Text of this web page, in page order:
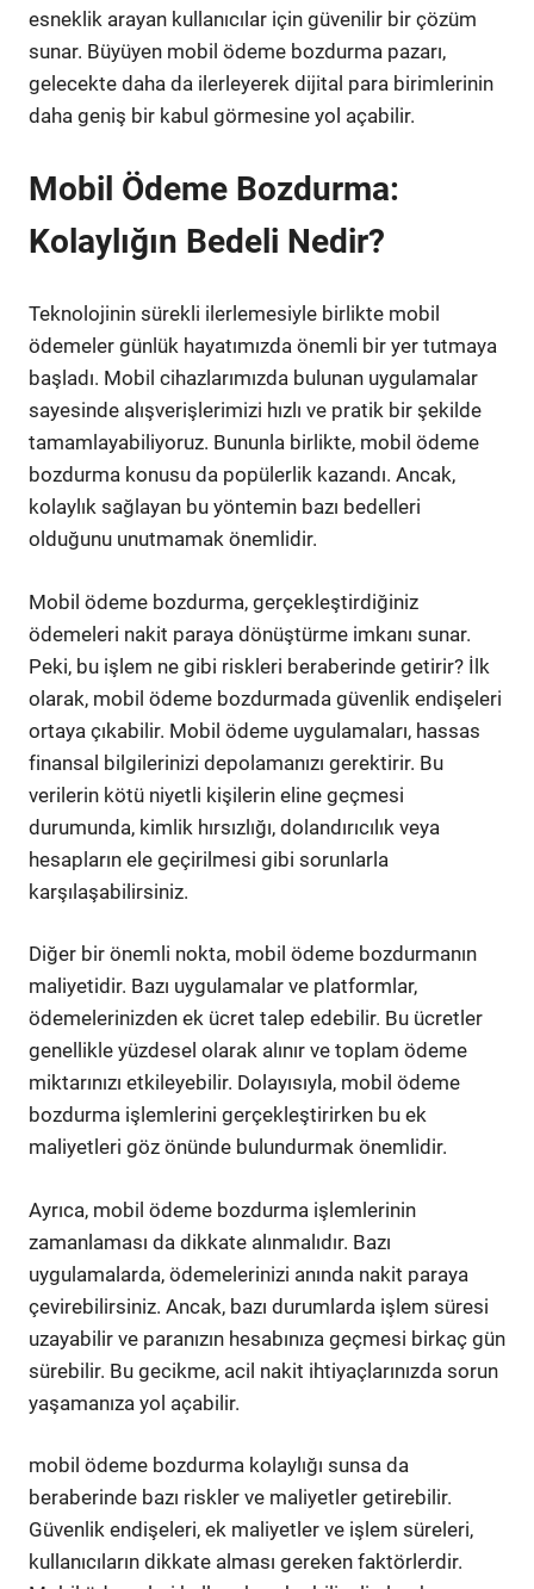
esneklik arayan kullanıcılar için güvenilir bir çözüm
sunar. Büyüyen mobil ödeme bozdurma pazarı,
gelecekte daha da ilerleyerek dijital para birimlerinin
daha geniş bir kabul görmesine yol açabilir.
Mobil Ödeme Bozdurma:
Kolaylığın Bedeli Nedir?
Teknolojinin sürekli ilerlemesiyle birlikte mobil
ödemeler günlük hayatımızda önemli bir yer tutmaya
başladı. Mobil cihazlarımızda bulunan uygulamalar
sayesinde alışverişlerimizi hızlı ve pratik bir şekilde
tamamlayabiliyoruz. Bununla birlikte, mobil ödeme
bozdurma konusu da popülerlik kazandı. Ancak,
kolaylık sağlayan bu yöntemin bazı bedelleri
olduğunu unutmamak önemlidir.
Mobil ödeme bozdurma, gerçekleştirdiğiniz
ödemeleri nakit paraya dönüştürme imkanı sunar.
Peki, bu işlem ne gibi riskleri beraberinde getirir? İlk
olarak, mobil ödeme bozdurmada güvenlik endişeleri
ortaya çıkabilir. Mobil ödeme uygulamaları, hassas
finansal bilgilerinizi depolamanızı gerektirir. Bu
verilerin kötü niyetli kişilerin eline geçmesi
durumunda, kimlik hırsızlığı, dolandırıcılık veya
hesapların ele geçirilmesi gibi sorunlarla
karşılaşabilirsiniz.
Diğer bir önemli nokta, mobil ödeme bozdurmanın
maliyetidir. Bazı uygulamalar ve platformlar,
ödemelerinizden ek ücret talep edebilir. Bu ücretler
genellikle yüzdesel olarak alınır ve toplam ödeme
miktarınızı etkileyebilir. Dolayısıyla, mobil ödeme
bozdurma işlemlerini gerçekleştirirken bu ek
maliyetleri göz önünde bulundurmak önemlidir.
Ayrıca, mobil ödeme bozdurma işlemlerinin
zamanlaması da dikkate alınmalıdır. Bazı
uygulamalarda, ödemelerinizi anında nakit paraya
çevirebilirsiniz. Ancak, bazı durumlarda işlem süresi
uzayabilir ve paranızın hesabınıza geçmesi birkaç gün
sürebilir. Bu gecikme, acil nakit ihtiyaçlarınızda sorun
yaşamanıza yol açabilir.
mobil ödeme bozdurma kolaylığı sunsa da
beraberinde bazı riskler ve maliyetler getirebilir.
Güvenlik endişeleri, ek maliyetler ve işlem süreleri,
kullanıcıların dikkate alması gereken faktörlerdir.